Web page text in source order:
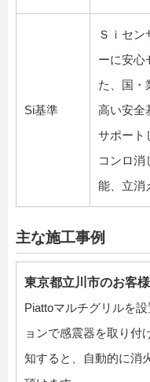
Si基準
Ｓｉセ
ーに安心
た、国・
高い安全
サポート
コンロ消
能、立消
主な施工事例
東京都立川市のお客様
Piattoマルチグリルを
ョンで感震器を取り付
知すると、自動的に消